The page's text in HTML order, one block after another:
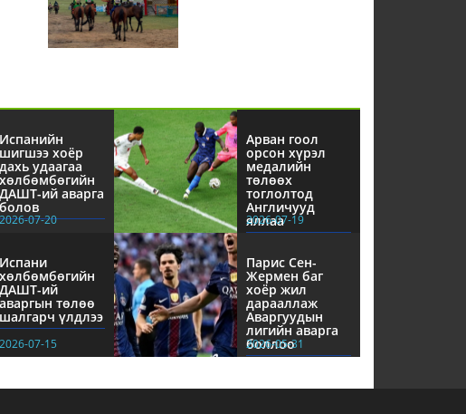
Испанийн
шигшээ хоёр
дахь удаагаа
хөлбөмбөгийн
ДАШТ-ий аварга
болов
2026-07-20
Арван гоол
орсон хүрэл
медалийн
төлөөх
тоглолтод
Англичууд
яллаа
2026-07-19
Испани
хөлбөмбөгийн
ДАШТ-ий
аваргын төлөө
шалгарч үлдлээ
2026-07-15
Парис Сен-
Жермен баг
хоёр жил
дарааллаж
Аваргуудын
лигийн аварга
боллоо
2026-05-31